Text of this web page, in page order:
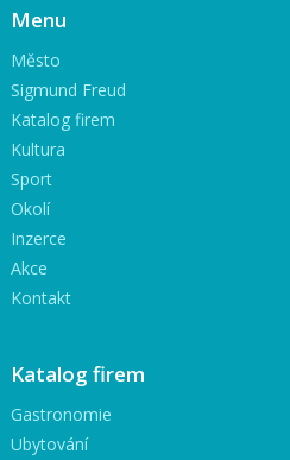
Menu
Město
Sigmund Freud
Katalog firem
Kultura
Sport
Okolí
Inzerce
Akce
Kontakt
Katalog firem
Gastronomie
Ubytování